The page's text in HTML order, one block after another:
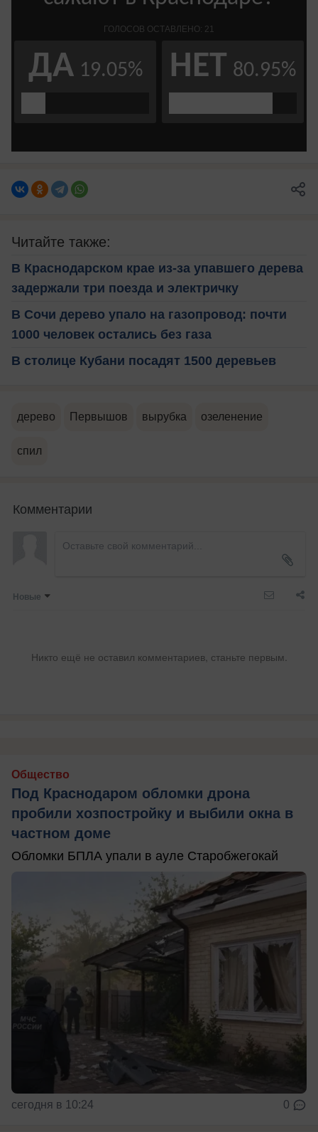
Читайте также:
В Краснодарском крае из-за упавшего дерева
задержали три поезда и электричку
В Сочи дерево упало на газопровод: почти
1000 человек остались без газа
В столице Кубани посадят 1500 деревьев
дерево Первышов вырубка озеленение
спил
Комментарии
Новые
Никто ещё не оставил комментариев, станьте первым.
Общество
Под Краснодаром обломки дрона
пробили хозпостройку и выбили окна в
частном доме
Обломки БПЛА упали в ауле Старобжегокай
сегодня в 10:24 0